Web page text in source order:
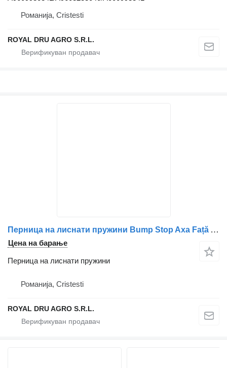
Романија, Cristesti
ROYAL DRU AGRO S.R.L.
Перница на лиснати пружини Bump Stop Axa Față A9609980341 / A9603238040 / A0009983041 за камион Mercedes-Benz Diverse modele Mercedes
Цена на барање
Перница на лиснати пружини
Романија, Cristesti
ROYAL DRU AGRO S.R.L.